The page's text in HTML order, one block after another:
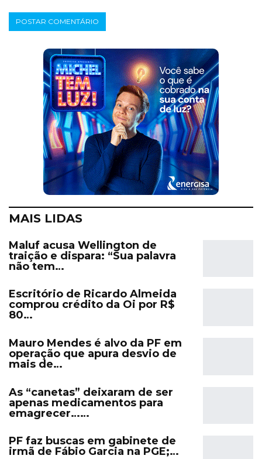
MAIS LIDAS
Maluf acusa Wellington de
traição e dispara: “Sua palavra
não tem…
Escritório de Ricardo Almeida
comprou crédito da Oi por R$
80…
Mauro Mendes é alvo da PF em
operação que apura desvio de
mais de…
As “canetas” deixaram de ser
apenas medicamentos para
emagrecer……
PF faz buscas em gabinete de
irmã de Fábio Garcia na PGE;…